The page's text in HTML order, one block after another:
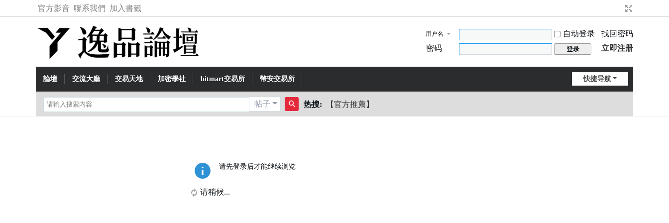
官方影音 聯系我們 加入書籤
用户名 自动登录
找回密码
密码
登录 立即注册
快捷导航
論壇 交流大廳 交易天地 加密學社 bitmart交易所 幣安交易所
帖子
搜
热搜: 【官方推薦】
请先登录后才能继续浏览
请稍候...